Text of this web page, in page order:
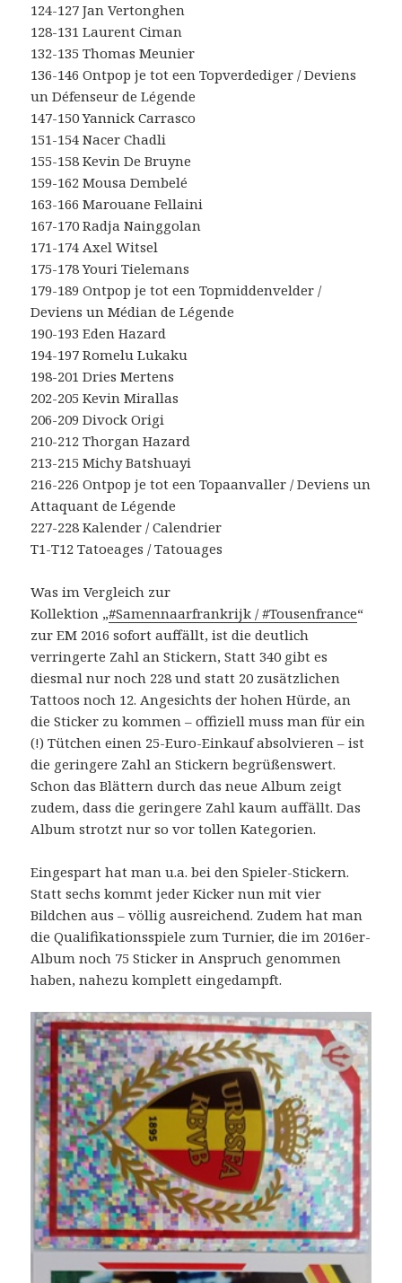
124-127 Jan Vertonghen
128-131 Laurent Ciman
132-135 Thomas Meunier
136-146 Ontpop je tot een Topverdediger / Deviens
un Défenseur de Légende
147-150 Yannick Carrasco
151-154 Nacer Chadli
155-158 Kevin De Bruyne
159-162 Mousa Dembelé
163-166 Marouane Fellaini
167-170 Radja Nainggolan
171-174 Axel Witsel
175-178 Youri Tielemans
179-189 Ontpop je tot een Topmiddenvelder /
Deviens un Médian de Légende
190-193 Eden Hazard
194-197 Romelu Lukaku
198-201 Dries Mertens
202-205 Kevin Mirallas
206-209 Divock Origi
210-212 Thorgan Hazard
213-215 Michy Batshuayi
216-226 Ontpop je tot een Topaanvaller / Deviens un
Attaquant de Légende
227-228 Kalender / Calendrier
T1-T12 Tatoeages / Tatouages
Was im Vergleich zur
Kollektion „#Samennaarfrankrijk / #Tousenfrance“
zur EM 2016 sofort auffällt, ist die deutlich
verringerte Zahl an Stickern, Statt 340 gibt es
diesmal nur noch 228 und statt 20 zusätzlichen
Tattoos noch 12. Angesichts der hohen Hürde, an
die Sticker zu kommen – offiziell muss man für ein
(!) Tütchen einen 25-Euro-Einkauf absolvieren – ist
die geringere Zahl an Stickern begrüßenswert.
Schon das Blättern durch das neue Album zeigt
zudem, dass die geringere Zahl kaum auffällt. Das
Album strotzt nur so vor tollen Kategorien.
Eingespart hat man u.a. bei den Spieler-Stickern.
Statt sechs kommt jeder Kicker nun mit vier
Bildchen aus – völlig ausreichend. Zudem hat man
die Qualifikationsspiele zum Turnier, die im 2016er-
Album noch 75 Sticker in Anspruch genommen
haben, nahezu komplett eingedampft.